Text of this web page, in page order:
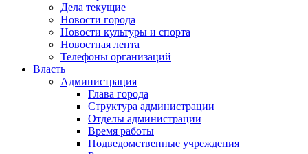
Дела текущие
Новости города
Новости культуры и спорта
Новостная лента
Телефоны организаций
Власть
Администрация
Глава города
Структура администрации
Отделы администрации
Время работы
Подведомственные учреждения